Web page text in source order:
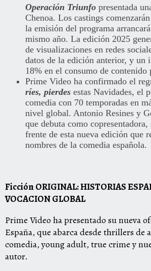
Operación Triunfo presentada
Chenoa. Los castings
la emisión del programa
mismo año. La edición 2025
de visualizaciones en redes
datos de la edición anterior, y un
18% en el consumo de contenido
Prime Video ha confirmado el
ríes, pierdes estas Navidades, el
comedia con 70 temporadas en
nivel global. Antonio Resines y
que debuta como copresentadora,
frente de esta nueva edición que
nombres de la comedia española.
Ficción ORIGINAL: HISTORIAS
VOCACION GLOBAL
Prime Video ha presentado su nueva
España, que abarca desde thrillers de
comedia, young adult, true crime y
autor.